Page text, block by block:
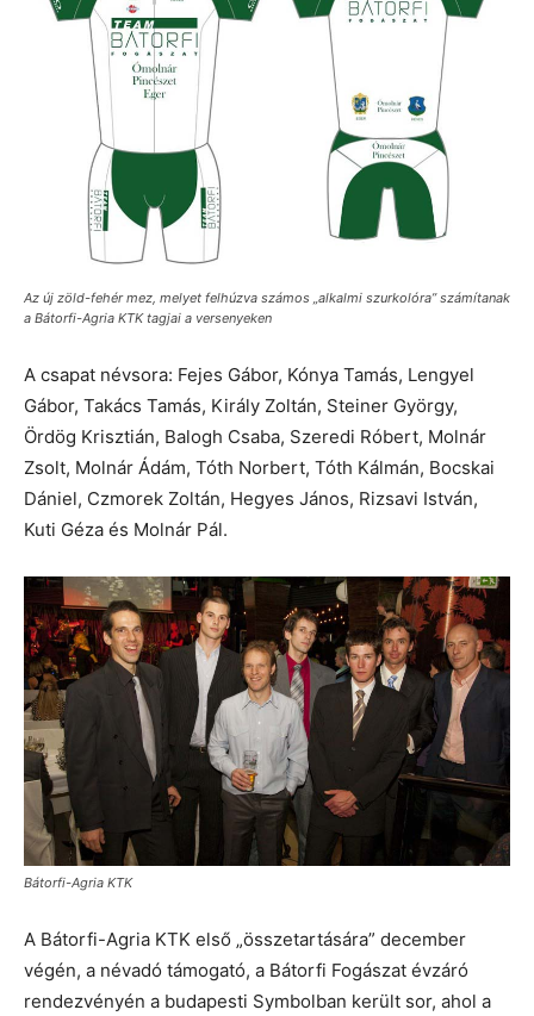
Az új zöld-fehér mez, melyet felhúzva számos „alkalmi szurkolóra” számítanak
a Bátorfi-Agria KTK tagjai a versenyeken
A csapat névsora: Fejes Gábor, Kónya Tamás, Lengyel
Gábor, Takács Tamás, Király Zoltán, Steiner György,
Ördög Krisztián, Balogh Csaba, Szeredi Róbert, Molnár
Zsolt, Molnár Ádám, Tóth Norbert, Tóth Kálmán, Bocskai
Dániel, Czmorek Zoltán, Hegyes János, Rizsavi István,
Kuti Géza és Molnár Pál.
Bátorfi-Agria KTK
A Bátorfi-Agria KTK első „összetartására” december
végén, a névadó támogató, a Bátorfi Fogászat évzáró
rendezvényén a budapesti Symbolban került sor, ahol a